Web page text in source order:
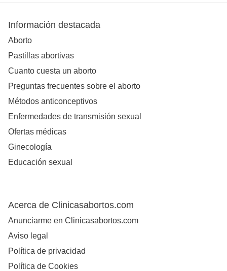
Información destacada
Aborto
Pastillas abortivas
Cuanto cuesta un aborto
Preguntas frecuentes sobre el aborto
Métodos anticonceptivos
Enfermedades de transmisión sexual
Ofertas médicas
Ginecología
Educación sexual
Acerca de Clinicasabortos.com
Anunciarme en Clinicasabortos.com
Aviso legal
Política de privacidad
Política de Cookies